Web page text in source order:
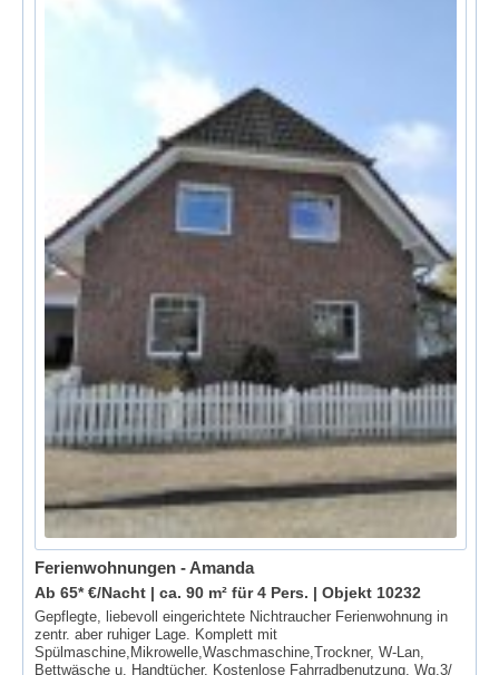
Ferienwohnungen - Amanda
Ab 65* €/Nacht | ca. 90 m² für 4 Pers. | Objekt 10232
Gepflegte, liebevoll eingerichtete Nichtraucher Ferienwohnung in
zentr. aber ruhiger Lage. Komplett mit
Spülmaschine,Mikrowelle,Waschmaschine,Trockner, W-Lan,
Bettwäsche u. Handtücher. Kostenlose Fahrradbenutzung. Wg.3/